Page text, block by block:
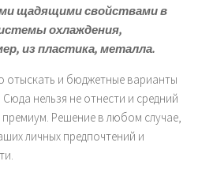
щадящими свойствами в
охлаждения,
из пластика, металла.
отыскать и бюджетные варианты
нельзя не отнести и средний
Решение в любом случае,
личных предпочтений и